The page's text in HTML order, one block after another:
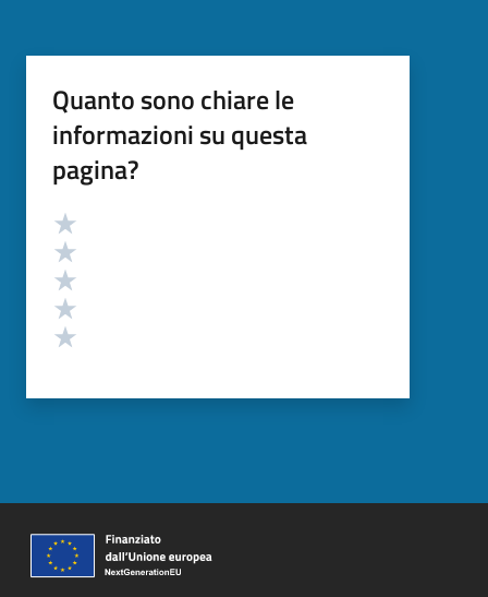
Quanto sono chiare le
informazioni su questa
pagina?
Valutazione